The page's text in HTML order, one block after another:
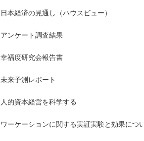
日本経済の見通し（ハウスビュー）
アンケート調査結果
幸福度研究会報告書
未来予測レポート
人的資本経営を科学する
ワーケーションに関する実証実験と効果につ